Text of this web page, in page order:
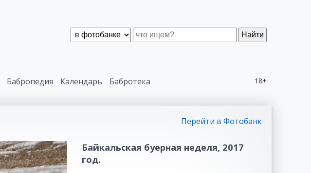
Найти
18+
Бабропедия Календарь Бабротека
Перейти в Фотобанк
Байкальская буерная неделя, 2017
год.